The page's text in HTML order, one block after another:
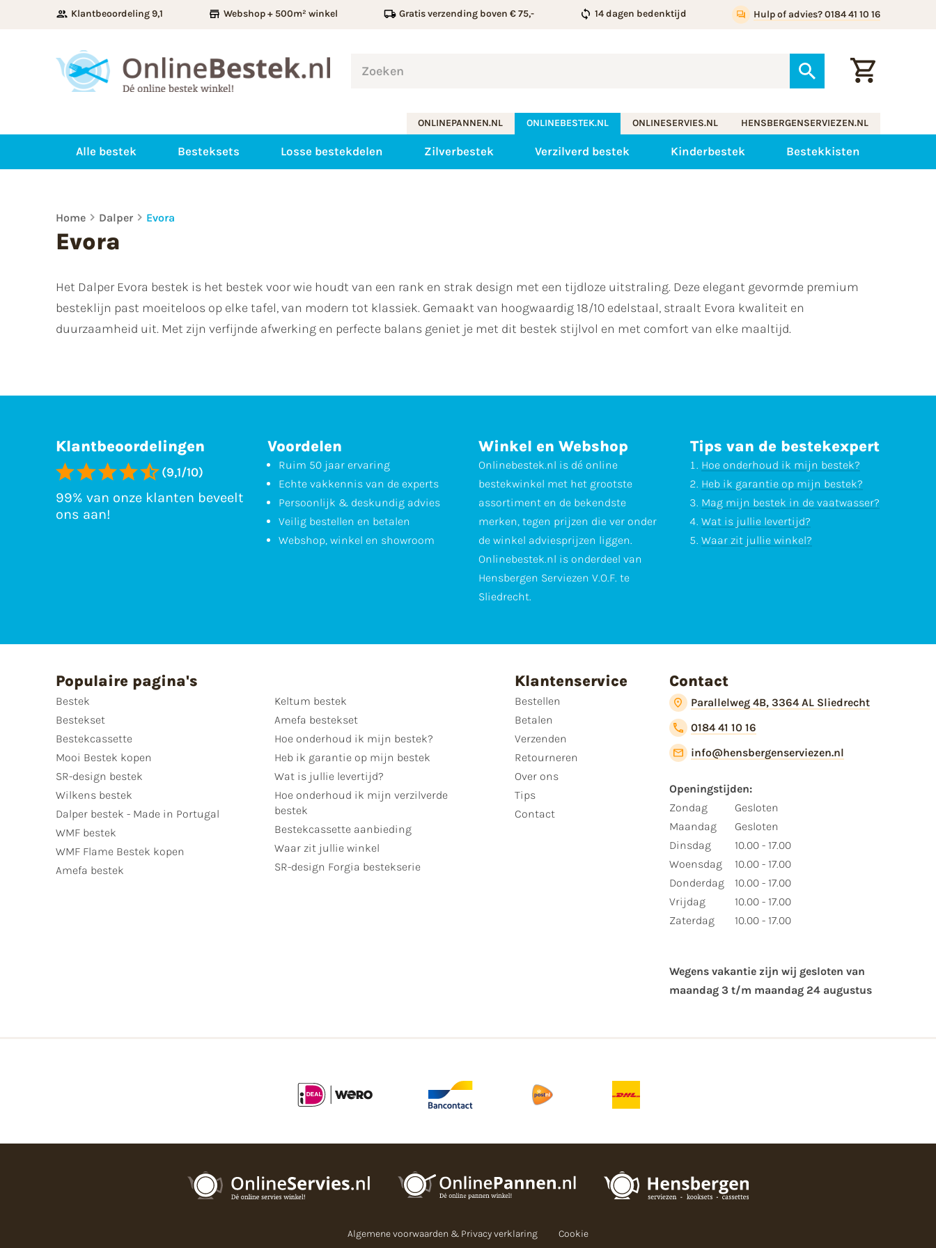
Klantbeoordeling 9,1 Webshop + 500m² winkel Gratis verzending boven € 75,- 14 dagen bedenktijd Hulp of advies? 0184 41 10 16
ONLINEPANNEN.NL ONLINEBESTEK.NL ONLINESERVIES.NL HENSBERGENSERVIEZEN.NL
Alle bestek Besteksets Losse bestekdelen Zilverbestek Verzilverd bestek Kinderbestek Bestekkisten
Home Dalper Evora
Evora
Het Dalper Evora bestek is het bestek voor wie houdt van een rank en strak design met een tijdloze uitstraling. Deze elegant gevormde premium
besteklijn past moeiteloos op elke tafel, van modern tot klassiek. Gemaakt van hoogwaardig 18/10 edelstaal, straalt Evora kwaliteit en
duurzaamheid uit. Met zijn verfijnde afwerking en perfecte balans geniet je met dit bestek stijlvol en met comfort van elke maaltijd.
Klantbeoordelingen
(9,1/10)
99% van onze klanten beveelt
ons aan!
Voordelen
Ruim 50 jaar ervaring
Echte vakkennis van de experts
Persoonlijk & deskundig advies
Veilig bestellen en betalen
Webshop, winkel en showroom
Winkel en Webshop
Onlinebestek.nl is dé online
bestekwinkel met het grootste
assortiment en de bekendste
merken, tegen prijzen die ver onder
de winkel adviesprijzen liggen.
Onlinebestek.nl is onderdeel van
Hensbergen Serviezen V.O.F. te
Sliedrecht.
Tips van de bestekexpert
Hoe onderhoud ik mijn bestek?
Heb ik garantie op mijn bestek?
Mag mijn bestek in de vaatwasser?
Wat is jullie levertijd?
Waar zit jullie winkel?
Populaire pagina's
Bestek
Bestekset
Bestekcassette
Mooi Bestek kopen
SR-design bestek
Wilkens bestek
Dalper bestek - Made in Portugal
WMF bestek
WMF Flame Bestek kopen
Amefa bestek
Keltum bestek
Amefa bestekset
Hoe onderhoud ik mijn bestek?
Heb ik garantie op mijn bestek
Wat is jullie levertijd?
Hoe onderhoud ik mijn verzilverde
bestek
Bestekcassette aanbieding
Waar zit jullie winkel
SR-design Forgia bestekserie
Klantenservice
Bestellen
Betalen
Verzenden
Retourneren
Over ons
Tips
Contact
Contact
Parallelweg 4B, 3364 AL Sliedrecht
0184 41 10 16
info@hensbergenserviezen.nl
Openingstijden:
Zondag
Maandag
Dinsdag
Woensdag
Donderdag
Vrijdag
Zaterdag
Gesloten
Gesloten
10.00 - 17.00
10.00 - 17.00
10.00 - 17.00
10.00 - 17.00
10.00 - 17.00
Wegens vakantie zijn wij gesloten van ​
maandag 3 t/m maandag 24 augustus
Algemene voorwaarden & Privacy verklaring Cookie